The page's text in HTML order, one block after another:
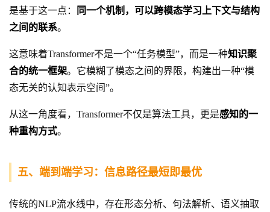
是基于这一点：
同一个机制，可以跨模态学习上下文与结构
之间的联系。
这意味着Transformer不是一个“任务模型”，而是一种知识聚
合的统一框架。它模糊了模态之间的界限，构建出一种“模
态无关的认知表示空间”。
从这一角度看，Transformer不仅是算法工具，更是感知的一
种重构方式。
五、端到端学习：信息路径最短即最优
传统的NLP流水线中，存在形态分析、句法解析、语义抽取